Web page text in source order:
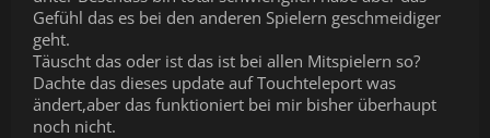
Gefühl das es bei den anderen Spielern geschmeidiger
geht.
Täuscht das oder ist das ist bei allen Mitspielern so?
Dachte das dieses update auf Touchteleport was
ändert,aber das funktioniert bei mir bisher überhaupt
noch nicht.